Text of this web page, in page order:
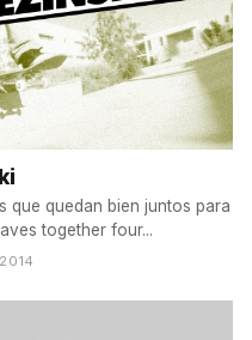
que quedan bien juntos para
weaves together four...